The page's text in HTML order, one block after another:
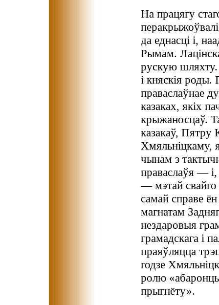
На працягу
да еднасці і,
Рымам.
рускую шляхту.
і княскія роды.
праваслаўнае
казаках, якіх
крыжаносцаў.
казакаў, Пятру
Хмяльніцкаму,
чынам з
праваслаўя — і,
— мэтай свайго
самай справе ён
магнатам
нездаровыя
грамадскага і
праяўляцца
годзе
ролю
прыгнёту».